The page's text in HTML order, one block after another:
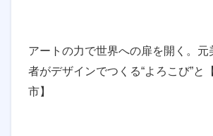
アートの力で世界への扉を開く。元
者がデザインでつくる“よろこび”と
市】